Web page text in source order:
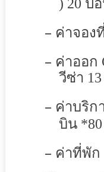
) 20 ป
– ค่าจอง
– ค่าออก
วีซ่า 13
– ค่าบริก
บิน *80
– ค่าที่พัก